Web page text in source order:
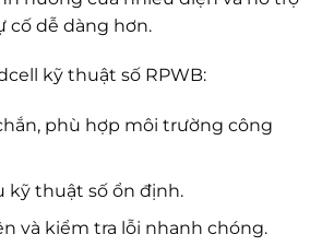
cố dễ dàng hơn.
kỹ thuật số RPWB:
phù hợp môi trường công
kỹ thuật số ổn định.
và kiểm tra lỗi nhanh chóng.